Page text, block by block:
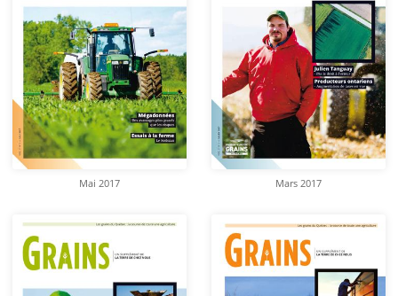
Mai 2017 Mars 2017